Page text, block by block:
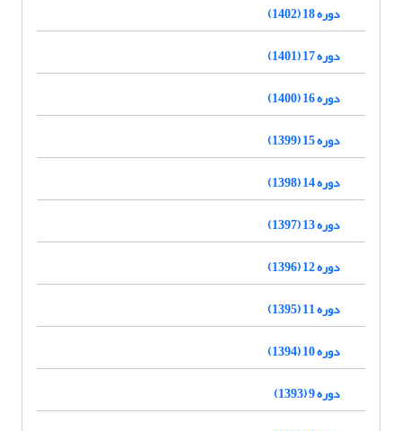
دوره 18 (1402)
دوره 17 (1401)
دوره 16 (1400)
دوره 15 (1399)
دوره 14 (1398)
دوره 13 (1397)
دوره 12 (1396)
دوره 11 (1395)
دوره 10 (1394)
دوره 9 (1393)